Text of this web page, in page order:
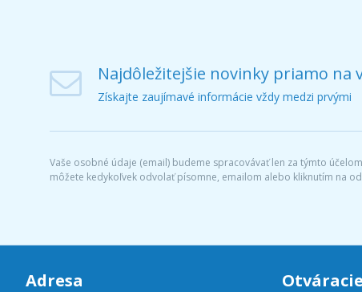
Najdôležitejšie novinky priamo na
Získajte zaujímavé informácie vždy medzi prvými
Vaše osobné údaje (email) budeme spracovávať len za týmto
môžete kedykoľvek odvolať písomne, emailom alebo kliknutím na
Adresa